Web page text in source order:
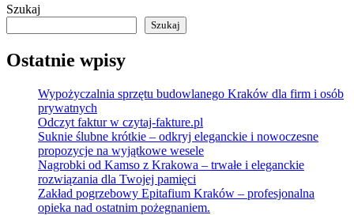
Szukaj
Szukaj
Ostatnie wpisy
Wypożyczalnia sprzętu budowlanego Kraków dla firm i osób
prywatnych
Odczyt faktur w czytaj-fakture.pl
Suknie ślubne krótkie – odkryj eleganckie i nowoczesne
propozycje na wyjątkowe wesele
Nagrobki od Kamso z Krakowa – trwałe i eleganckie
rozwiązania dla Twojej pamięci
Zakład pogrzebowy Epitafium Kraków – profesjonalna
opieka nad ostatnim pożegnaniem.